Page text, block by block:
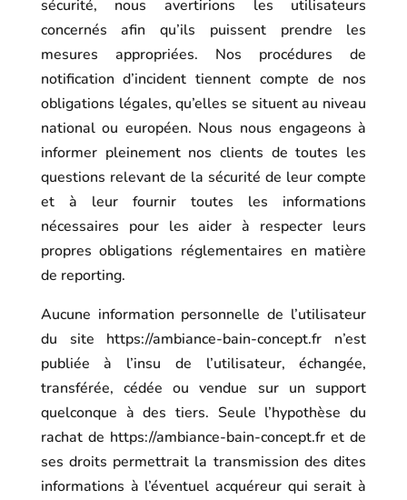
sécurité, nous avertirions les utilisateurs
concernés afin qu’ils puissent prendre les
mesures appropriées. Nos procédures de
notification d’incident tiennent compte de nos
obligations légales, qu’elles se situent au niveau
national ou européen. Nous nous engageons à
informer pleinement nos clients de toutes les
questions relevant de la sécurité de leur compte
et à leur fournir toutes les informations
nécessaires pour les aider à respecter leurs
propres obligations réglementaires en matière
de reporting.
Aucune information personnelle de l’utilisateur
du site https://ambiance-bain-concept.fr n’est
publiée à l’insu de l’utilisateur, échangée,
transférée, cédée ou vendue sur un support
quelconque à des tiers. Seule l’hypothèse du
rachat de https://ambiance-bain-concept.fr et de
ses droits permettrait la transmission des dites
informations à l’éventuel acquéreur qui serait à